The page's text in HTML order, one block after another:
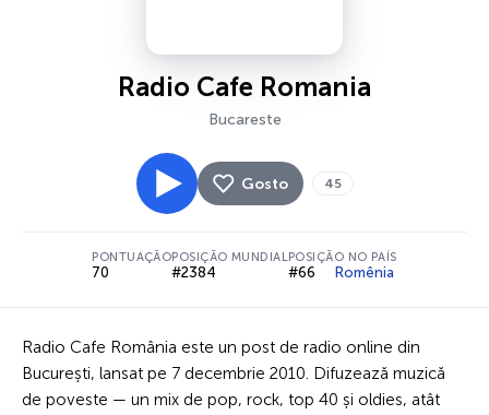
Radio Cafe Romania
Bucareste
Gosto 45
PONTUAÇÃO
70
POSIÇÃO MUNDIAL
#2384
POSIÇÃO NO PAÍS
#66 Romênia
Radio Cafe România este un post de radio online din
București, lansat pe 7 decembrie 2010. Difuzează muzică
de poveste — un mix de pop, rock, top 40 și oldies, atât